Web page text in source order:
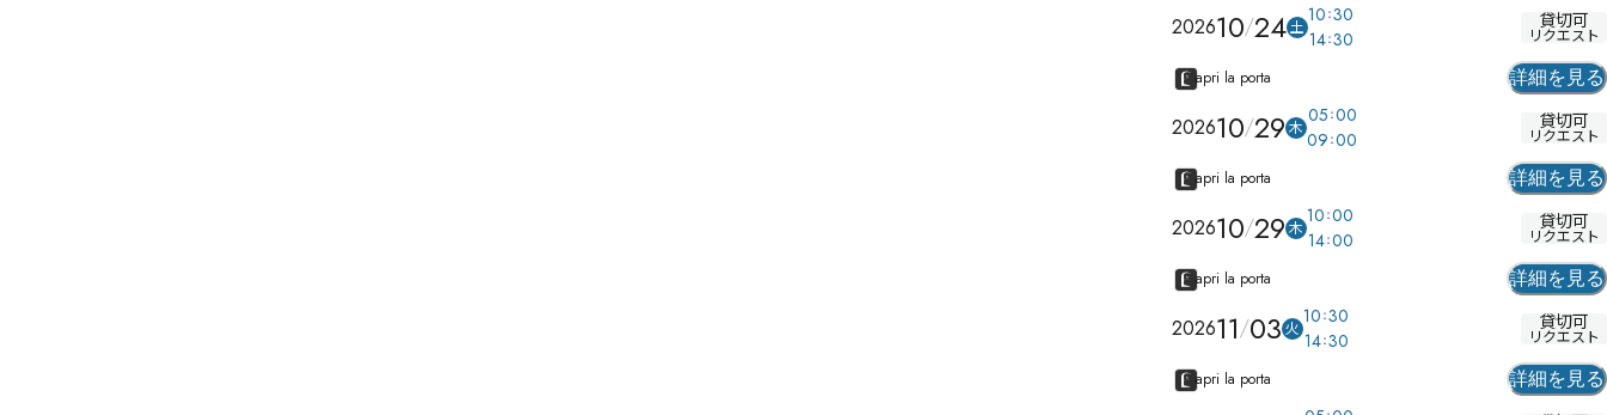
202610 24土
10 30
14 30
貸切可
リクエスト
apri la porta
詳細を見る
202610 29 木
05 00
09 00
貸切可
リクエスト
apri la porta
詳細を見る
202610 29 木
10 00
14 00
貸切可
リクエスト
apri la porta
詳細を見る
202611 03 火
10 30
14 30
貸切可
リクエスト
apri la porta
詳細を見る